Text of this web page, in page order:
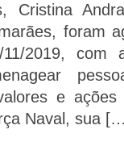
Cristina
foram
2019, com
e
Naval, sua